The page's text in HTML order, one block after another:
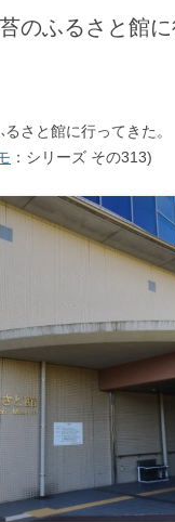
のふるさと館
さと館に行ってきた。
：シリーズ その313)